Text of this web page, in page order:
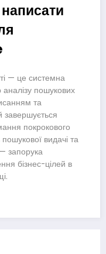
— це системна
аналізу пошукових
та
завершується
покрокового
видачі та
запорука
бізнес-цілей в